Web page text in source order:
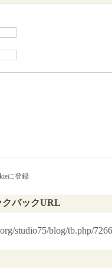
に登録
クバックURL
studio75/blog/tb.php/7266